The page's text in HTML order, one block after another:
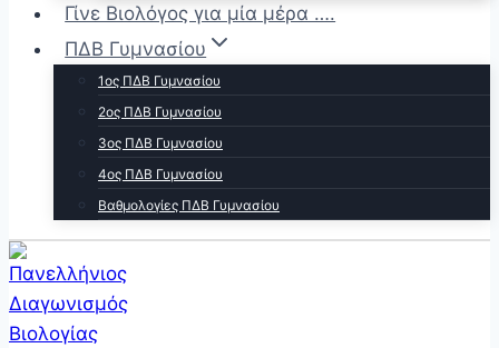
Γίνε Βιολόγος για μία μέρα ….
ΠΔΒ Γυμνασίου
1ος ΠΔΒ Γυμνασίου
2ος ΠΔΒ Γυμνασίου
3ος ΠΔΒ Γυμνασίου
4ος ΠΔΒ Γυμνασίου
Βαθμολογίες ΠΔΒ Γυμνασίου